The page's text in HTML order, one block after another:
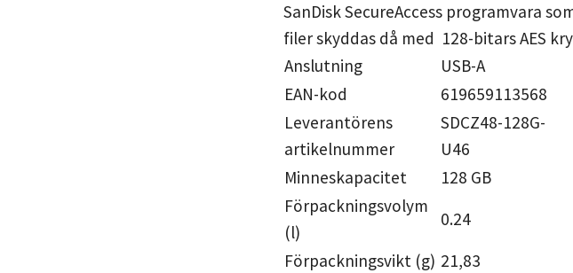
SanDisk SecureAccess programvara
filer skyddas då med 128-bitars AES
Anslutning
USB-A
EAN-kod
619659113568
Leverantörens
artikelnummer
SDCZ48-128G-
U46
Minneskapacitet
128 GB
Förpackningsvolym
(l)
0.24
Förpackningsvikt (g) 21,83